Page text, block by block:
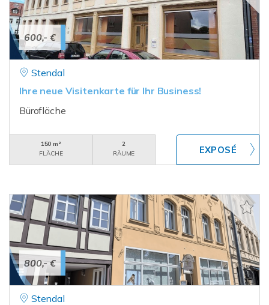
600,- €
Stendal
Ihre neue Visitenkarte für Ihr Business!
Bürofläche
150 m²
FLÄCHE
2
RÄUME
800,- €
Stendal